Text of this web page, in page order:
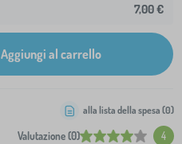
7,00 €
Aggiungi al carrello
Valutazione (0) 4
alla lista della spesa (0)